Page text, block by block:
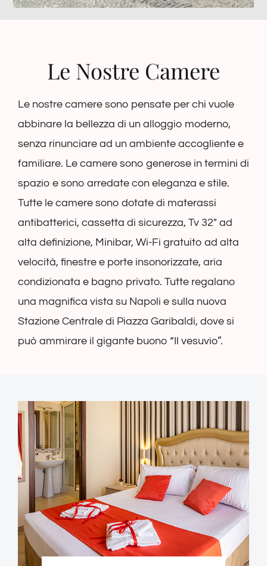
Le Nostre Camere
Le nostre camere sono pensate per chi vuole
abbinare la bellezza di un alloggio moderno,
senza rinunciare ad un ambiente accogliente e
familiare. Le camere sono generose in termini di
spazio e sono arredate con eleganza e stile.
Tutte le camere sono dotate di materassi
antibatterici, cassetta di sicurezza, Tv 32″ ad
alta definizione, Minibar, Wi-Fi gratuito ad alta
velocità, finestre e porte insonorizzate, aria
condizionata e bagno privato. Tutte regalano
una magnifica vista su Napoli e sulla nuova
Stazione Centrale di Piazza Garibaldi, dove si
può ammirare il gigante buono “Il vesuvio”.